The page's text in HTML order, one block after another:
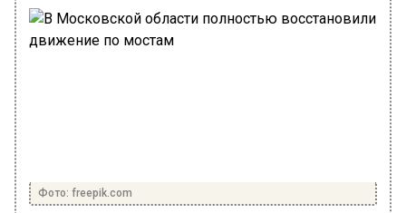
Фото: freepik.com